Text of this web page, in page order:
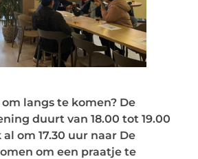
langs te komen? De
duurt van 18.00 tot 19.00
om 17.30 uur naar De
om een praatje te